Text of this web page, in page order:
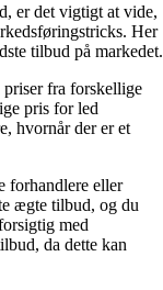
er det vigtigt at vide,
Her
tilbud på markedet.
priser fra forskellige
pris for led
hvornår der er et
forhandlere eller
ægte tilbud, og du
med
da dette kan